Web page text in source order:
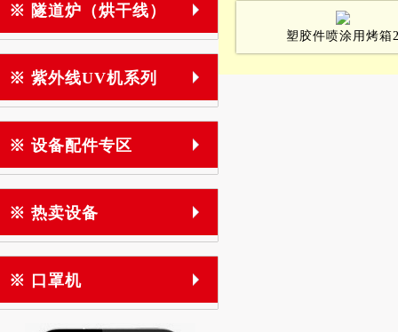
※ 隧道炉（烘干线）
※ 紫外线UV机系列
※ 设备配件专区
※ 热卖设备
※ 口罩机
塑胶件喷涂用烤箱